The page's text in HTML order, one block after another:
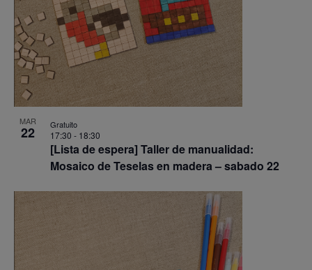
MAR
22
[Lista de espera] Taller de manualidad:
Mosaico de Teselas en madera – sabado 22
17:30 - 18:30
Gratuito